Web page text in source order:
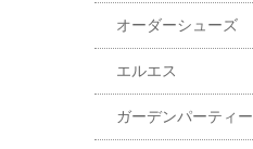
オーダーシューズ
エルエス
ガーデンパーティー